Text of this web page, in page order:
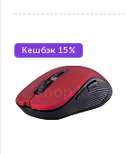
Кешбэк 15%